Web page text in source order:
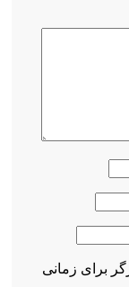
برای زمانی